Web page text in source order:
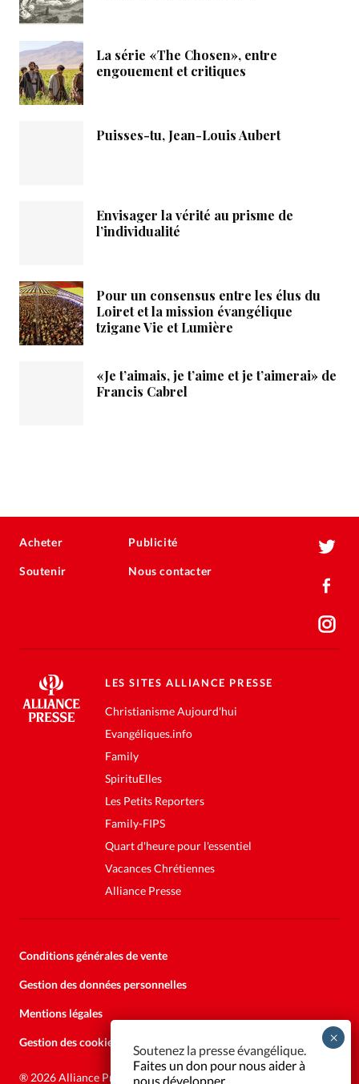
La série «The Chosen», entre
engouement et critiques
Puisses-tu, Jean-Louis Aubert
Envisager la vérité au prisme de
l’individualité
Pour un consensus entre les élus du
Loiret et la mission évangélique
tzigane Vie et Lumière
«Je t’aimais, je t’aime et je t’aimerai» de
Francis Cabrel
Acheter
Soutenir
Publicité
Nous contacter
LES SITES ALLIANCE PRESSE
Christianisme Aujourd'hui
Evangéliques.info
Family
SpirituElles
Les Petits Reporters
Family-FIPS
Quart d'heure pour l'essentiel
Vacances Chrétiennes
Alliance Presse
Conditions générales de vente
Gestion des données personnelles
Mentions légales
Gestion des cookies
® 2026 Alliance Presse
Soutenez la presse évangélique.
Faites un don pour nous aider à
nous développer